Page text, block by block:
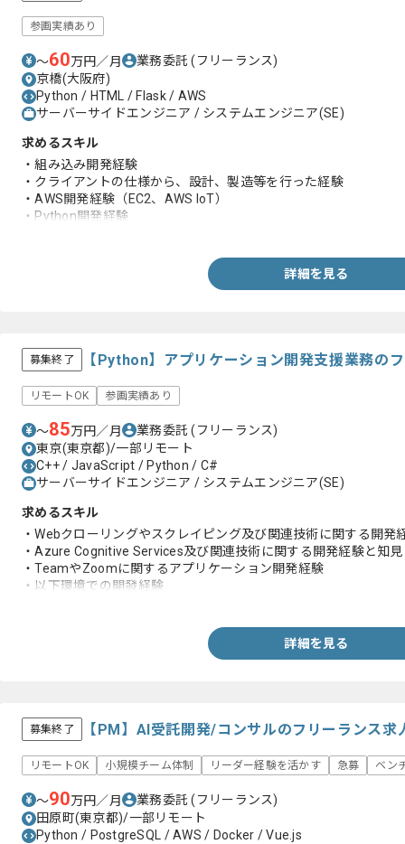
参画実績あり
〜60万円／月 業務委託(フリーランス)
京橋(大阪府)
Python / HTML / Flask / AWS
サーバーサイドエンジニア / システムエンジニア(SE)
求めるスキル
・組み込み開発経験
・クライアントの仕様から、設計、製造等を行った経験
・AWS開発経験（EC2、AWS IoT）
・Python開発経験
詳細を見る
募集終了 【Python】アプリケーション開発支援業務の
リモートOK 参画実績あり
〜85万円／月 業務委託(フリーランス)
東京(東京都)/一部リモート
C++ / JavaScript / Python / C#
サーバーサイドエンジニア / システムエンジニア(SE)
求めるスキル
・Webクローリングやスクレイピング及び関連技術に関する開発
・Azure Cognitive Services及び関連技術に関する開発経験と知見
・TeamやZoomに関するアプリケーション開発経験
・以下環境での開發経験
詳細を見る
募集終了 【PM】AI受託開発/コンサルのフリーランス求
リモートOK 小規模チーム体制 リーダー経験を活かす 急募 ベン
〜90万円／月 業務委託(フリーランス)
田原町(東京都)/一部リモート
Python / PostgreSQL / AWS / Docker / Vue.js